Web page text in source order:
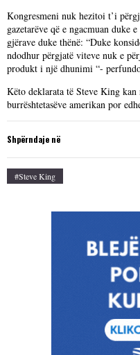
Kongresmeni nuk hezitoi t’i
gazetarëve që e ngacmuan duke
gjërave duke thënë: “Duke
ndodhur përgjatë viteve nuk e
produkt i një dhunimi “-
Këto deklarata të Steve King
burrështetasëve amerikan por
Shpërndaje në
#Steve King